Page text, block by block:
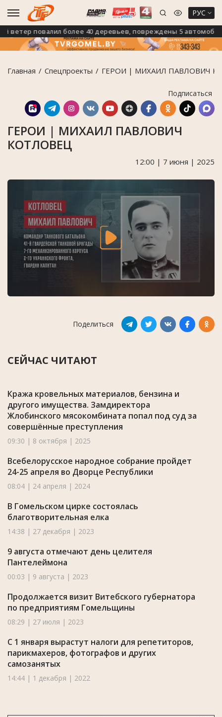
РУС
повалил более 40 деревьев, повреждены 5 автомобилей
Главная Спецпроекты ГЕРОИ | МИХАИЛ ПАВЛОВИЧ
Подписаться
ГЕРОИ | МИХАИЛ ПАВЛОВИЧ
КОТЛОВЕЦ
12:00 | 7 июня | 2025
Поделиться
СЕЙЧАС ЧИТАЮТ
Кража кровельных материалов, бензина и
другого имущества. Замдиректора
Жлобинского мясокомбината попал под суд за
совершённые преступления
09:30 | 8 октября | 2025
Всебелорусское народное собрание пройдет
24-25 апреля во Дворце Республики
08:04 | 24 апреля | 2024
В Гомельском цирке состоялась
благотворительная елка
14:38 | 27 декабря | 2023
9 августа отмечают день целителя
Пантелеймона
00:03 | 9 августа | 2023
Продолжается визит Витебского губернатора
по предприятиям Гомельщины
08:29 | 27 июля | 2023
С 1 января вырастут налоги для репетиторов,
парикмахеров, фотографов и других
самозанятых
14:44 | 1 декабря | 2022